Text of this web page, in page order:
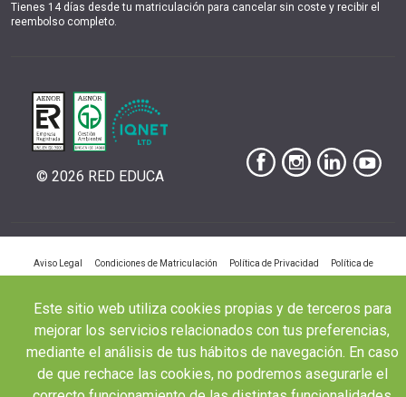
Tienes 14 días desde tu matriculación para cancelar sin coste y recibir el
reembolso completo.
© 2026 RED EDUCA
Aviso Legal Condiciones de Matriculación Política de Privacidad Política de
Este sitio web utiliza cookies propias y de terceros para
mejorar los servicios relacionados con tus preferencias,
mediante el análisis de tus hábitos de navegación. En caso
de que rechace las cookies, no podremos asegurarle el